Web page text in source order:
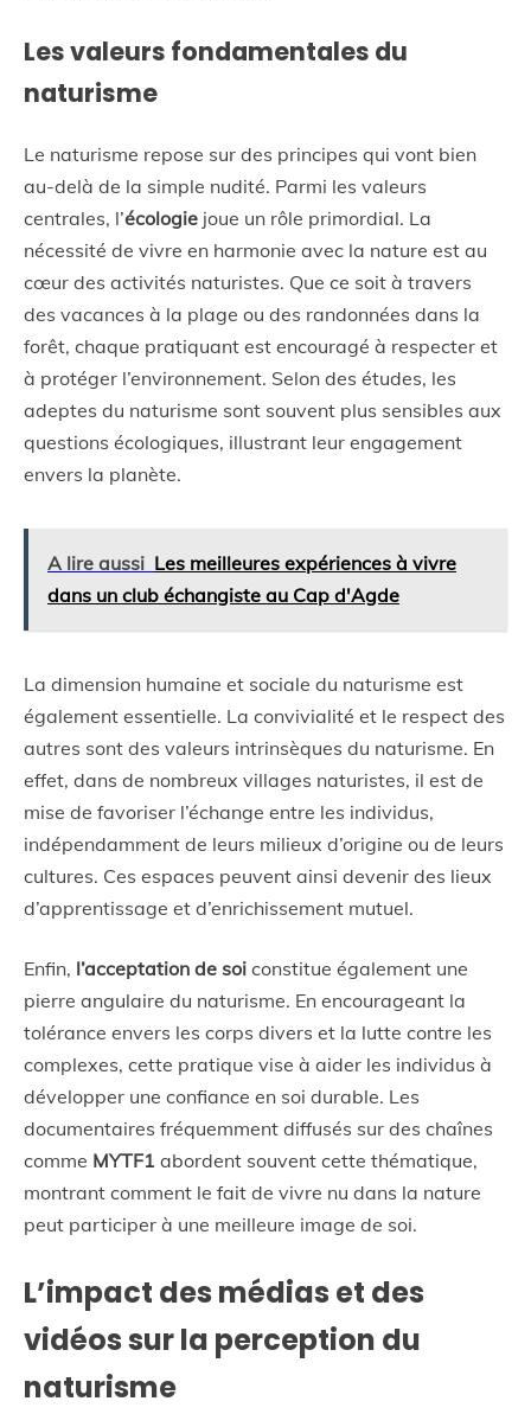
Les valeurs fondamentales du
naturisme
Le naturisme repose sur des principes qui vont bien
au-delà de la simple nudité. Parmi les valeurs
centrales, l’écologie joue un rôle primordial. La
nécessité de vivre en harmonie avec la nature est au
cœur des activités naturistes. Que ce soit à travers
des vacances à la plage ou des randonnées dans la
forêt, chaque pratiquant est encouragé à respecter et
à protéger l’environnement. Selon des études, les
adeptes du naturisme sont souvent plus sensibles aux
questions écologiques, illustrant leur engagement
envers la planète.
A lire aussi Les meilleures expériences à vivre
dans un club échangiste au Cap d'Agde
La dimension humaine et sociale du naturisme est
également essentielle. La convivialité et le respect des
autres sont des valeurs intrinsèques du naturisme. En
effet, dans de nombreux villages naturistes, il est de
mise de favoriser l’échange entre les individus,
indépendamment de leurs milieux d’origine ou de leurs
cultures. Ces espaces peuvent ainsi devenir des lieux
d’apprentissage et d’enrichissement mutuel.
Enfin, l’acceptation de soi constitue également une
pierre angulaire du naturisme. En encourageant la
tolérance envers les corps divers et la lutte contre les
complexes, cette pratique vise à aider les individus à
développer une confiance en soi durable. Les
documentaires fréquemment diffusés sur des chaînes
comme MYTF1 abordent souvent cette thématique,
montrant comment le fait de vivre nu dans la nature
peut participer à une meilleure image de soi.
L’impact des médias et des
vidéos sur la perception du
naturisme